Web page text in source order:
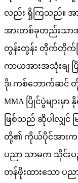
လည်း ရှိကြသည်။ အာ
အားတစ်ခုတည်းသာ
တွန်းတွန်း တိုက်တိုက်
ကာယအားအသုံးချ ပ
ဒို၊ ကစ်ဘောက်ဆင်
MMA ပြိုင်ပွဲများမှာ
ဖြစ်သည် ဆိုပါလျှင်
တို့၏ ကိုယ်ပိုင်အားကစ
ပညာ သာမက သိုင်းပ
တန်ဖိုးထားသော ပည